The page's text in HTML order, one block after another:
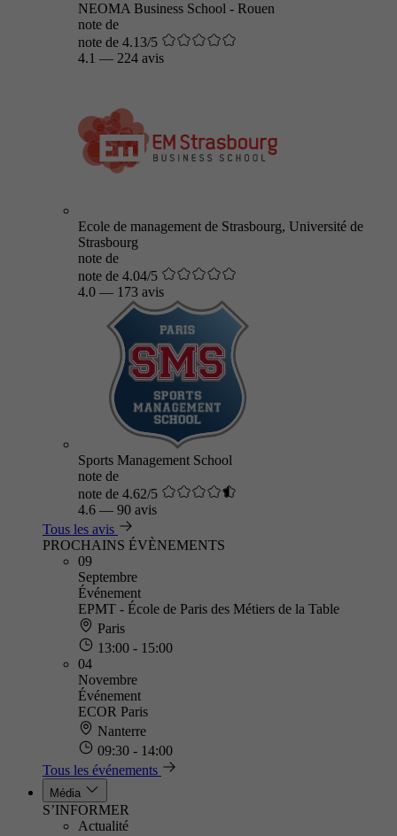
NEOMA Business School - Rouen
note de
note de 4.13/5
4.1 — 224 avis
Ecole de management de Strasbourg, Université de
Strasbourg
note de
note de 4.04/5
4.0 — 173 avis
Sports Management School
note de
note de 4.62/5
4.6 — 90 avis
Tous les avis
PROCHAINS ÉVÈNEMENTS
09
Septembre
Événement
EPMT - École de Paris des Métiers de la Table
Paris
13:00 - 15:00
04
Novembre
Événement
ECOR Paris
Nanterre
09:30 - 14:00
Tous les événements
Média
S’INFORMER
Actualité